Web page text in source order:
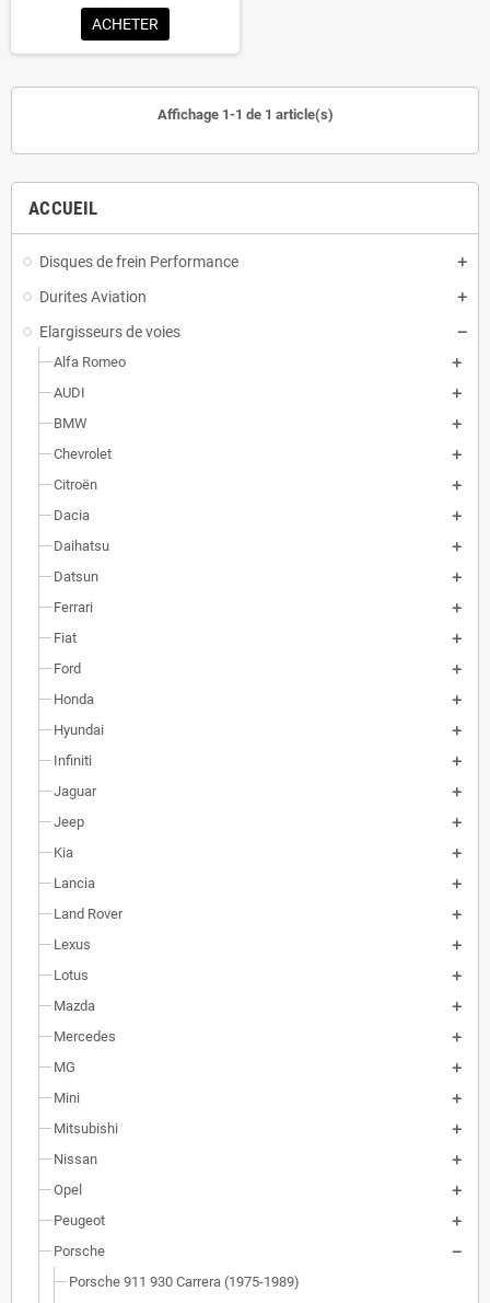
ACCUEIL
Disques de frein Performance
Durites Aviation
Elargisseurs de voies
Alfa Romeo
AUDI
BMW
Chevrolet
Citroën
Dacia
Daihatsu
Datsun
Ferrari
Fiat
Ford
Honda
Hyundai
Infiniti
Jaguar
Jeep
Kia
Lancia
Land Rover
Lexus
Lotus
Mazda
Mercedes
MG
Mini
Mitsubishi
Nissan
Opel
Peugeot
Porsche
Porsche 911 930 Carrera (1975-1989)
ACHETER
Affichage 1-1 de 1 article(s)